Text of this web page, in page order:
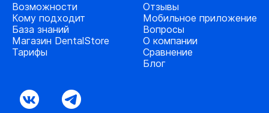
Возможности
Кому подходит
База знаний
Магазин DentalStore
Тарифы
Отзывы
Мобильное приложение
Вопросы
О компании
Сравнение
Блог